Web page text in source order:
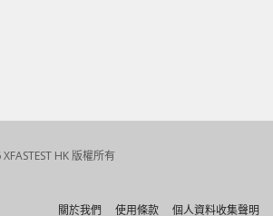
HK 版權所有
關於我們 使用條款 個人資料收集聲明